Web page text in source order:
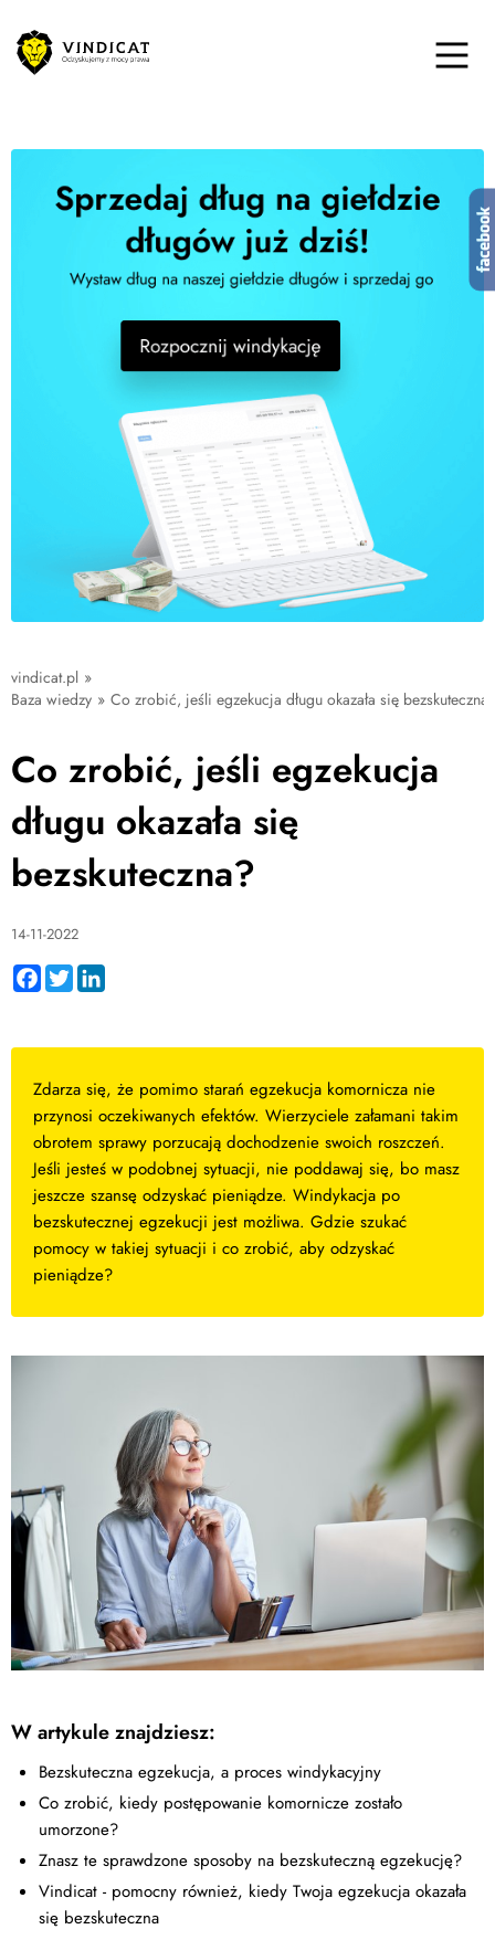
vindicat.pl »
Baza wiedzy » Co zrobić, jeśli egzekucja długu okazała się
Co zrobić, jeśli egzekucja
długu okazała się
bezskuteczna?
14-11-2022
Facebook
Twitter
Zdarza się, że pomimo starań egzekucja komornicza nie
przynosi oczekiwanych efektów. Wierzyciele załamani takim
obrotem sprawy porzucają dochodzenie swoich roszczeń.
Jeśli jesteś w podobnej sytuacji, nie poddawaj się, bo masz
jeszcze szansę odzyskać pieniądze. Windykacja po
bezskutecznej egzekucji jest możliwa. Gdzie szukać
pomocy w takiej sytuacji i co zrobić, aby odzyskać
pieniądze?
W artykule znajdziesz:
Bezskuteczna egzekucja, a proces windykacyjny
Co zrobić, kiedy postępowanie komornicze zostało
umorzone?
Znasz te sprawdzone sposoby na bezskuteczną egzekucję?
Vindicat - pomocny również, kiedy Twoja egzekucja okazała
się bezskuteczna